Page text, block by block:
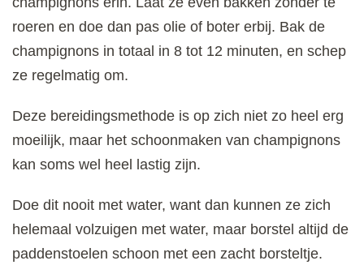
roeren en doe dan pas olie of boter erbij. Bak de
champignons in totaal in 8 tot 12 minuten, en schep
ze regelmatig om.
Deze bereidingsmethode is op zich niet zo heel erg
moeilijk, maar het schoonmaken van champignons
kan soms wel heel lastig zijn.
Doe dit nooit met water, want dan kunnen ze zich
helemaal volzuigen met water, maar borstel altijd de
paddenstoelen schoon met een zacht borsteltje.